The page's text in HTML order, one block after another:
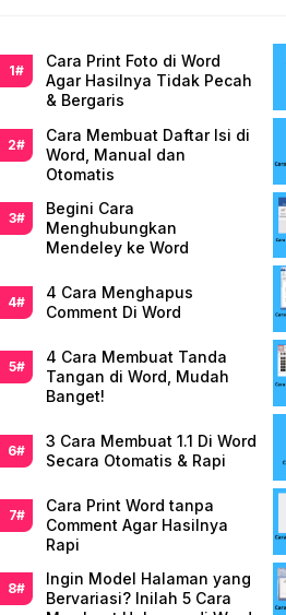
Cara Print Foto di Word
Agar Hasilnya Tidak Pecah
& Bergaris
Cara Membuat Daftar Isi di
Word, Manual dan
Otomatis
Begini Cara
Menghubungkan
Mendeley ke Word
4 Cara Menghapus
Comment Di Word
4 Cara Membuat Tanda
Tangan di Word, Mudah
Banget!
3 Cara Membuat 1.1 Di Word
Secara Otomatis & Rapi
Cara Print Word tanpa
Comment Agar Hasilnya
Rapi
Ingin Model Halaman yang
Bervariasi? Inilah 5 Cara